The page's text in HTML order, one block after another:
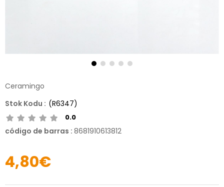
Ceramingo
(R6347)
0.0
código de barras : 8681910613812
4,80€